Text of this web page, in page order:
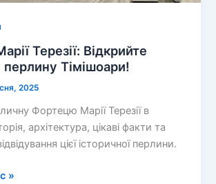
Терезії: Відкрийте
перлину Тімішоари!
2025
Фортецю Марії Терезії в
архітектура, цікаві факти та
цієї історичної перлини.
»